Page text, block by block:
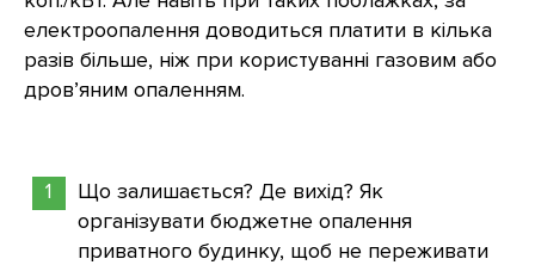
електроопалення доводиться платити в кілька
разів більше, ніж при користуванні газовим або
дров’яним опаленням.
Що залишається? Де вихід? Як
організувати бюджетне опалення
приватного будинку, щоб не переживати